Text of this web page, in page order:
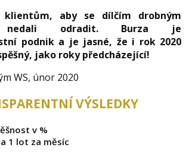
klientům, aby se dílčím drobným
nedali odradit. Burza je
podnik a je jasné, že i rok 2020
jako roky předcházející!
WS, únor 2020
VÝSLEDKY
v %
1 lot za měsíc